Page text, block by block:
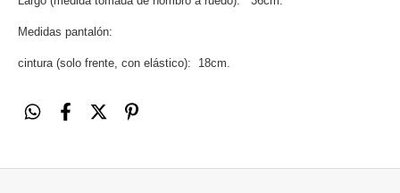
Medidas pantalón:
cintura (solo frente, con elástico): 18cm.